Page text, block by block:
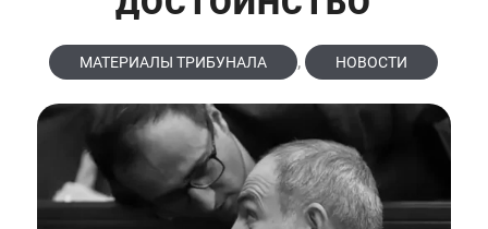
МАТЕРИАЛЫ ТРИБУНАЛА , НОВОСТИ